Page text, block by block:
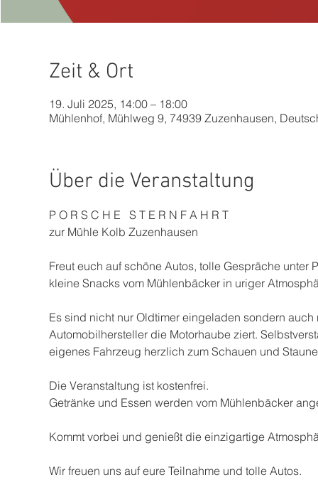
Zeit & Ort
19. Juli 2025, 14:00 – 18:00
Mühlenhof, Mühlweg 9, 74939 Zuzenhausen,
Über die Veranstaltung
P O R S C H E   S T E R N F A H R T
zur Mühle Kolb Zuzenhausen
Freut euch auf schöne Autos, tolle Gespräche
kleine Snacks vom Mühlenbäcker in uriger
Es sind nicht nur Oldtimer eingeladen sondern
Automobilhersteller die Motorhaube ziert.
eigenes Fahrzeug herzlich zum Schauen und
Die Veranstaltung ist kostenfrei.
Getränke und Essen werden vom Mühlenbäcker
Kommt vorbei und genießt die einzigartige
Wir freuen uns auf eure Teilnahme und tolle Autos.